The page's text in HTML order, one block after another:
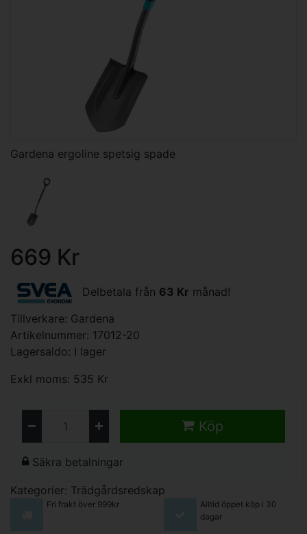
Gardena ergoline spetsig spade
669 Kr
Delbetala från 63 Kr månad!
Tillverkare: Gardena
Artikelnummer: 17012-20
Lagersaldo: I lager
Exkl moms: 535 Kr
Köp
Säkra betalningar
Kategorier: Trädgårdsredskap
Fri frakt över 999kr
Alltid öppet köp i 30
dagar